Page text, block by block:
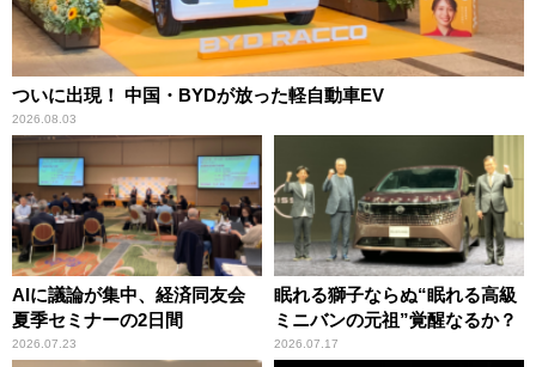
ついに出現！ 中国・BYDが放った軽自動車EV
2026.08.03
AIに議論が集中、経済同友会
夏季セミナーの2日間
2026.07.23
眠れる獅子ならぬ“眠れる高級
ミニバンの元祖”覚醒なるか？
2026.07.17